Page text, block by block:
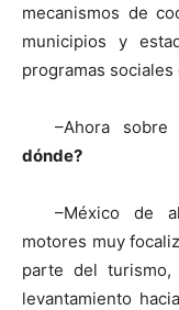
mecanismos de
municipios y
programas
–Ahora sobre
dónde?
–México de
motores muy
parte del
levantamiento